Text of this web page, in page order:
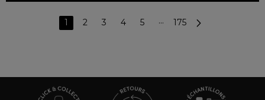
1 2 3 4 5 ··· 175